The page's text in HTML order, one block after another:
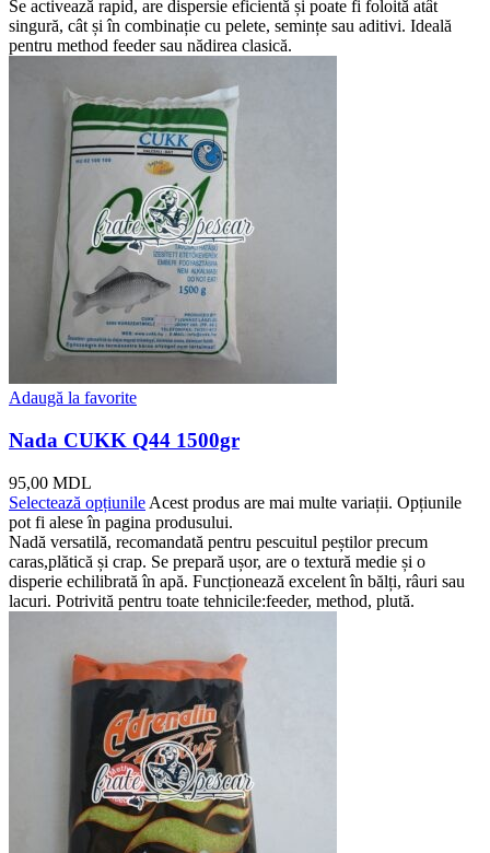
Se activează rapid, are dispersie eficientă și poate fi foloită atât
singură, cât și în combinație cu pelete, semințe sau aditivi. Ideală
pentru method feeder sau nădirea clasică.
Adaugă la favorite
Nada CUKK Q44 1500gr
95,00 MDL
Selectează opțiunile Acest produs are mai multe variații. Opțiunile
pot fi alese în pagina produsului.
Nadă versatilă, recomandată pentru pescuitul peștilor precum
caras,plătică și crap. Se prepară ușor, are o textură medie și o
disperie echilibrată în apă. Funcționează excelent în bălți, râuri sau
lacuri. Potrivită pentru toate tehnicile:feeder, method, plută.